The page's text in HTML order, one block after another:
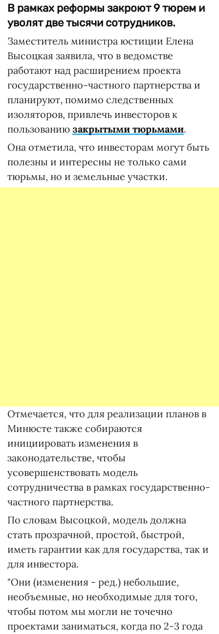
В рамках реформы закроют 9 тюрем и
уволят две тысячи сотрудников.
Заместитель министра юстиции Елена
Высоцкая заявила, что в ведомстве
работают над расширением проекта
государственно-частного партнерства и
планируют, помимо следственных
изоляторов, привлечь инвесторов к
пользованию закрытыми тюрьмами.
Она отметила, что инвесторам могут быть
полезны и интересны не только сами
тюрьмы, но и земельные участки.
Отмечается, что для реализации планов в
Минюсте также собираются
инициировать изменения в
законодательстве, чтобы
усовершенствовать модель
сотрудничества в рамках государственно-
частного партнерства.
По словам Высоцкой, модель должна
стать прозрачной, простой, быстрой,
иметь гарантии как для государства, так и
для инвестора.
"Они (изменения - ред.) небольшие,
необъемные, но необходимые для того,
чтобы потом мы могли не точечно
проектами заниматься, когда по 2-3 года